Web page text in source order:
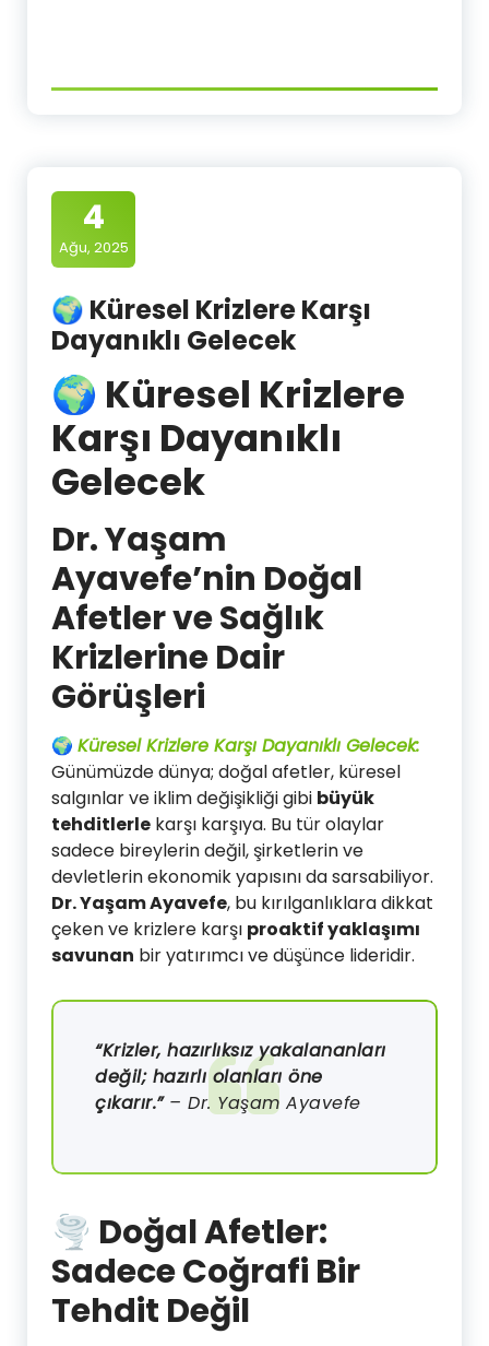
4
Ağu, 2025
🌍 Küresel Krizlere Karşı
Dayanıklı Gelecek
🌍 Küresel Krizlere
Karşı Dayanıklı
Gelecek
Dr. Yaşam
Ayavefe’nin Doğal
Afetler ve Sağlık
Krizlerine Dair
Görüşleri
🌍 Küresel Krizlere Karşı Dayanıklı Gelecek:
Günümüzde dünya; doğal afetler, küresel
salgınlar ve iklim değişikliği gibi büyük
tehditlerle karşı karşıya. Bu tür olaylar
sadece bireylerin değil, şirketlerin ve
devletlerin ekonomik yapısını da sarsabiliyor.
Dr. Yaşam Ayavefe, bu kırılganlıklara dikkat
çeken ve krizlere karşı proaktif yaklaşımı
savunan bir yatırımcı ve düşünce lideridir.
“Krizler, hazırlıksız yakalananları
değil; hazırlı olanları öne
çıkarır.”– Dr. Yaşam Ayavefe
🌪️ Doğal Afetler:
Sadece Coğrafi Bir
Tehdit Değil